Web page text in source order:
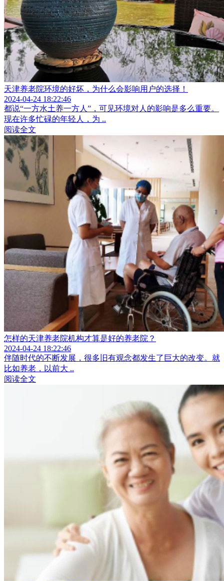
天津养老院环境的好坏，为什么会影响用户的选择！
2024-04-24 18:22:46
都说“一方水土养一方人”，可见环境对人的影响是多么重要。
现在许多忙碌的年轻人，为 ..
阅读全文
怎样的天津养老院机构才算是好的养老院？
2024-04-24 18:22:46
伴随时代的不断发展，很多旧有观念都发生了巨大的改变。就
比如养老，以前大 ..
阅读全文